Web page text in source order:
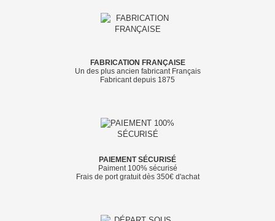
FABRICATION FRANÇAISE
Un des plus ancien fabricant Français
Fabricant depuis 1875
PAIEMENT SÉCURISÉ
Paiment 100% sécurisé
Frais de port gratuit dès 350€ d'achat